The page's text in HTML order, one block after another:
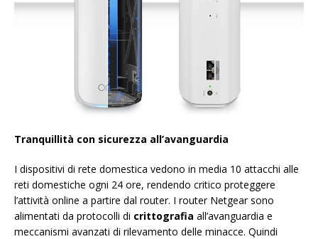
Tranquillità con sicurezza all’avanguardia
I dispositivi di rete domestica vedono in media 10 attacchi alle
reti domestiche ogni 24 ore, rendendo critico proteggere
l’attività online a partire dal router. I router Netgear sono
alimentati da protocolli di crittografia all’avanguardia e
meccanismi avanzati di rilevamento delle minacce. Quindi